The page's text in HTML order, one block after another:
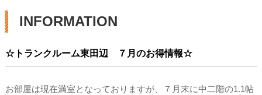
INFORMATION
☆トランクルーム東田辺 ７月のお得情報☆
お部屋は現在満室となっておりますが、７月末に中二階の1.1帖